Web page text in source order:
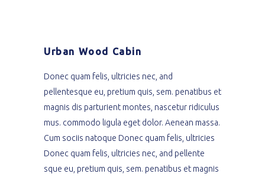
Urban Wood Cabin
Donec quam felis, ultricies nec, and
pellentesque eu, pretium quis, sem. penatibus et
magnis dis parturient montes, nascetur ridiculus
mus. commodo ligula eget dolor. Aenean massa.
Cum sociis natoque Donec quam felis, ultricies
Donec quam felis, ultricies nec, and pellente
sque eu, pretium quis, sem. penatibus et magnis